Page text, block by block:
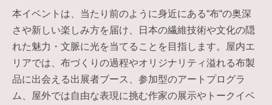
本イベントは、当たり前のように身近にある“布“の奥深
さや新しい楽しみ方を届け、日本の繊維技術や文化の隠
れた魅力・文脈に光を当てることを目指します。屋内エ
リアでは、布づくりの過程やオリジナリティ溢れる布製
品に出会える出展者ブース、参加型のアートプログラ
ム、屋外では自由な表現に挑む作家の展示やトークイベ